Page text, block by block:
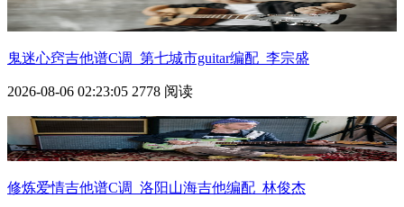
鬼迷心窍吉他谱C调_第七城市guitar编配_李宗盛
2026-08-06 02:23:05 2778 阅读
修炼爱情吉他谱C调_洛阳山海吉他编配_林俊杰